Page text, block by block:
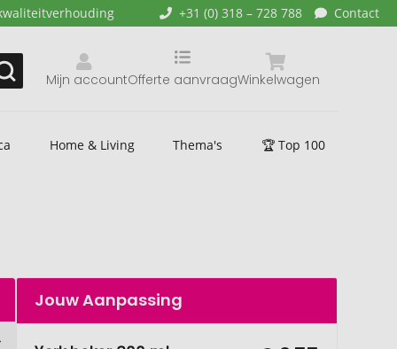
+31 (0) 318 – 728 788 Contact
Mijn account Winkelwagen
Offerte aanvraag
Home & Living Thema's 🏆 Top 100
Jouw Aanpassing